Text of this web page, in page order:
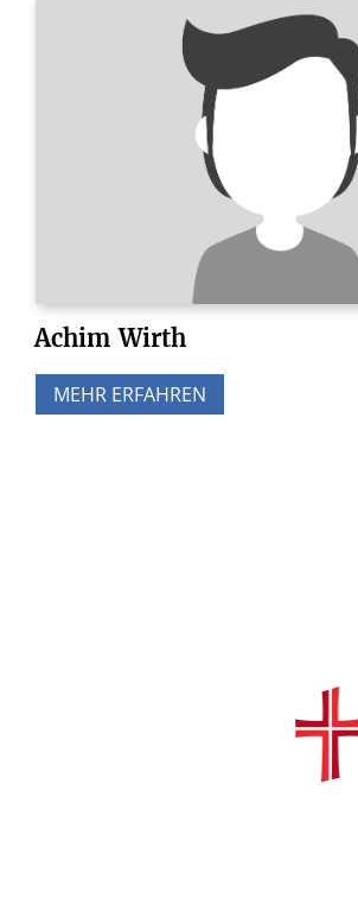
Achim Wirth
MEHR ERFAHREN